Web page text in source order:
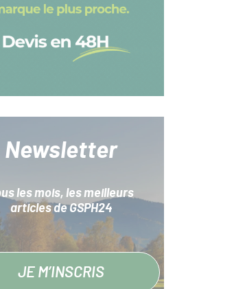
Newsletter
les mois, les meilleurs
articles de GSPH24
JE M’INSCRIS